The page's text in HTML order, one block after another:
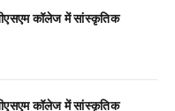
कॉलेज में सांस्कृतिक
कॉलेज में सांस्कृतिक